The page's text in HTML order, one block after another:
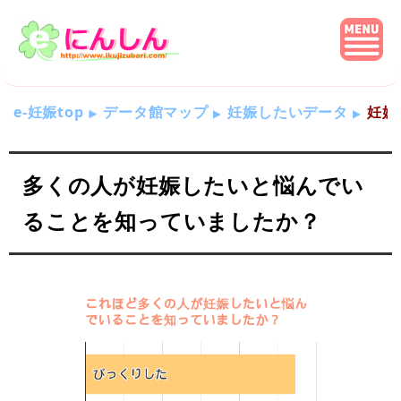
e-妊娠top データ館マップ 妊娠したいデータ 妊娠
多くの人が妊娠したいと悩んでい
ることを知っていましたか？